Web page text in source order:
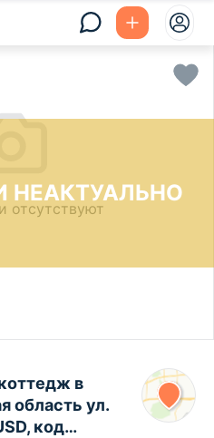
НЕАКТУАЛЬНО
отсутствуют
в
область ул.
код